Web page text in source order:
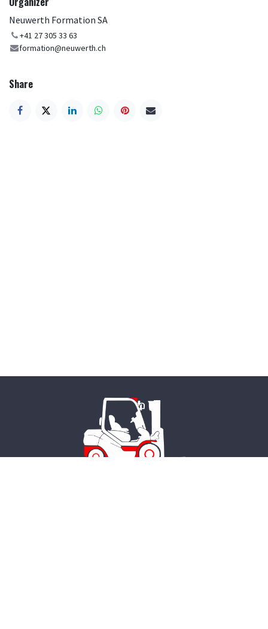
Neuwerth Formation SA
+41 27 305 33 63
formation@neuwerth.ch
Share